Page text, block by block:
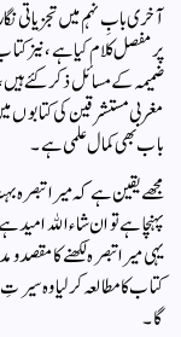
آخری بابِ نہم میں تجزیاتی
پر مفصل کلام کیا ہے، نیز
ضمیمہ کے مسائل ذکر کئے
مغربی مستشرقین کی کتابوں
باب بھی کمال علمی ہے۔
مجھے یقین ہے کہ میرا
پہنچا ہے تو ان شاء الله
یہی میرا تبصرہ لکھنے کا
کتاب کا مطالعہ کرلیا وہ
گا۔